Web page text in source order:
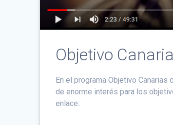
Objetivo
En el programa Objetivo
de enorme interés para los
enlace: